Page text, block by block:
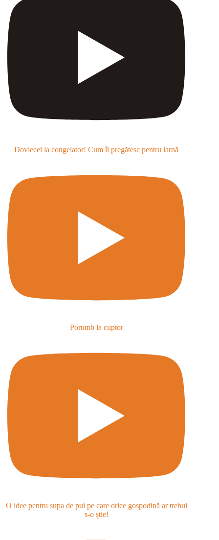
Dovlecei la congelator! Cum îi pregătesc pentru iarnă
Porumb la cuptor
O idee pentru supa de pui pe care orice gospodină ar trebui
s-o știe!